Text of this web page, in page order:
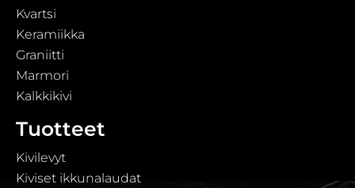
Kvartsi
Keramiikka
Graniitti
Marmori
Kalkkikivi
Tuotteet
Kivilevyt
Kiviset ikkunalaudat